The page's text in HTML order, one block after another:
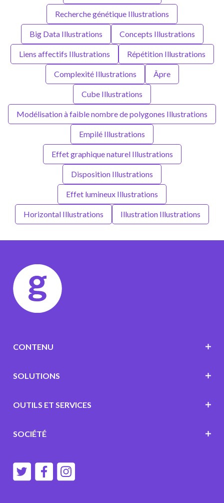
Recherche génétique Illustrations
Big Data Illustrations Concepts Illustrations
Liens affectifs Illustrations Répétition Illustrations
Complexité Illustrations Âpre
Cube Illustrations
Modélisation à faible nombre de polygones Illustrations
Empilé Illustrations
Effet graphique naturel Illustrations
Disposition Illustrations
Effet lumineux Illustrations
Horizontal Illustrations Illustration Illustrations
CONTENU
SOLUTIONS
OUTILS ET SERVICES
SOCIÉTÉ